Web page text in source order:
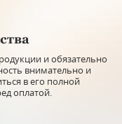
и обязательно
внимательно и
в его полной
оплатой.